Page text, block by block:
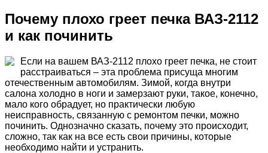
Почему плохо греет печка ВАЗ-2112
и как починить
Если на вашем ВАЗ-2112 плохо греет печка, не стоит
расстраиваться – эта проблема присуща многим
отечественным автомобилям. Зимой, когда внутри
салона холодно в ноги и замерзают руки, такое, конечно,
мало кого обрадует, но практически любую
неисправность, связанную с ремонтом печки, можно
починить. Однозначно сказать, почему это происходит,
сложно, так как на все есть свои причины, которые
необходимо найти и устранить.